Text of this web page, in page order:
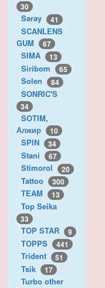
30
Saray 41
SCANLENS
GUM
67
SIMA 13
Siribom 65
Solen 84
SONRIC'S
34
SOTIM,
Алжир
10
SPIN 34
Stani 67
Stimorol 20
Tattoo 300
TEAM 13
Top Seika
33
TOP STAR 9
TOPPS 441
Trident 51
Tsik 17
Turbo other